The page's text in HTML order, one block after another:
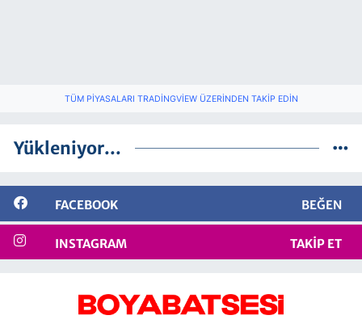
TÜM PIYASALARI TRADINGVIEW ÜZERINDEN TAKIP EDIN
Yükleniyor...
FACEBOOK BEĞEN
INSTAGRAM TAKIP ET